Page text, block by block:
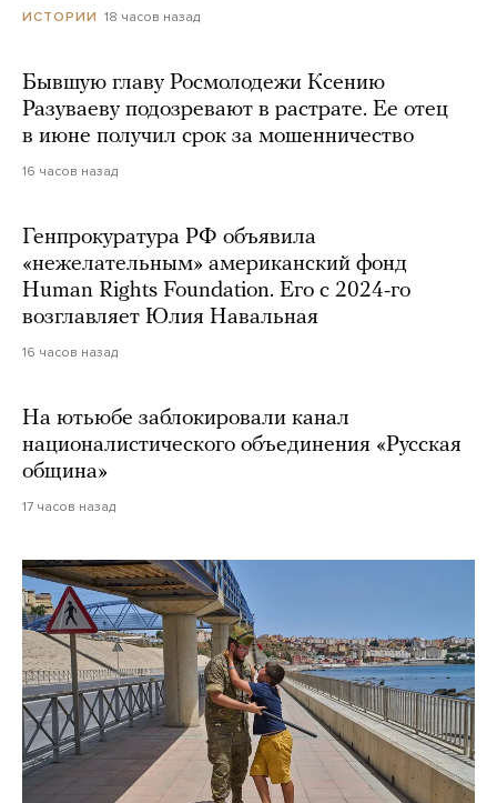
ИСТОРИИ 18 часов назад
Бывшую главу Росмолодежи Ксению
Разуваеву подозревают в растрате. Ее отец
в июне получил срок за мошенничество
16 часов назад
Генпрокуратура РФ объявила
«нежелательным» американский фонд
Human Rights Foundation. Его с 2024-го
возглавляет Юлия Навальная
16 часов назад
На ютьюбе заблокировали канал
националистического объединения «Русская
община»
17 часов назад